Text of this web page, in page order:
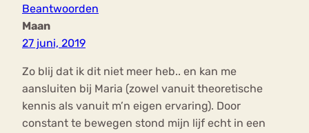
Beantwoorden
Maan
27 juni, 2019
Zo blij dat ik dit niet meer heb.. en kan me
aansluiten bij Maria (zowel vanuit theoretische
kennis als vanuit m’n eigen ervaring). Door
constant te bewegen stond mijn lijf echt in een